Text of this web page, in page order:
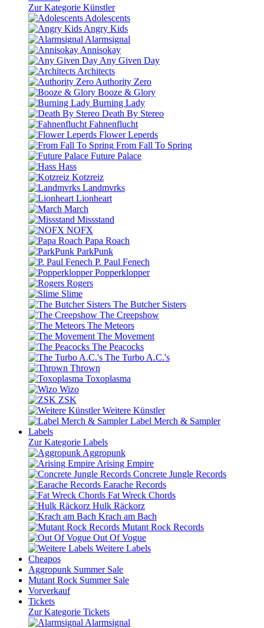
Zur Kategorie Künstler
Adolescents
Angry Kids
Alarmsignal
Annisokay
Any Given Day
Architects
Authority Zero
Booze & Glory
Burning Lady
Death By Stereo
Fahnenflucht
Flower Leperds
From Fall To Spring
Future Palace
Hass
Kotzreiz
Landmvrks
Lionheart
March
Missstand
NOFX
Papa Roach
ParkPunk
P. Paul Fenech
Popperklopper
Rogers
Slime
The Butcher Sisters
The Creepshow
The Meteors
The Movement
The Peacocks
The Turbo A.C.'s
Thrown
Toxoplasma
Wizo
ZSK
Weitere Künstler
Label Merch & Sampler
Labels
Zur Kategorie Labels
Aggropunk
Arising Empire
Concrete Jungle Records
Earache Records
Fat Wreck Chords
Hulk Räckorz
Krach am Bach
Mutant Rock Records
Out Of Vogue
Weitere Labels
Cheapos
Aggropunk Summer Sale
Mutant Rock Summer Sale
Vorverkauf
Tickets
Zur Kategorie Tickets
Alarmsignal